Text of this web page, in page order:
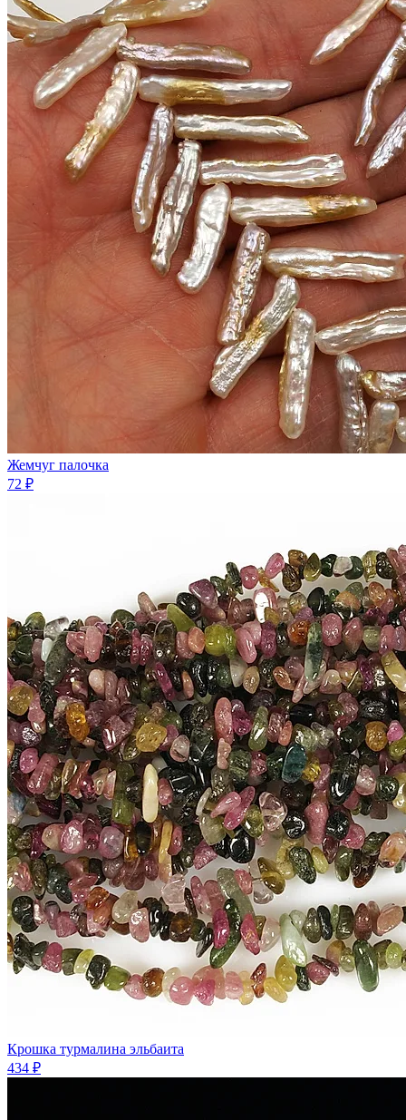
Жемчуг палочка
72 ₽
Крошка турмалина эльбаита
434 ₽